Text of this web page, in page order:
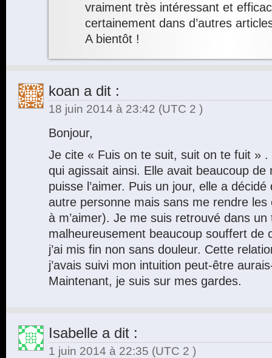
vraiment très intéressant et
certainement dans d’autres
A bientôt !
koan a dit :
18 juin 2014 à 23:42 (UTC 2 )
Bonjour,
Je cite « Fuis on te suit, suit on te fuit » .
qui agissait ainsi. Elle avait beaucoup de
puisse l’aimer. Puis un jour, elle a décidé
autre personne mais sans me rendre les
à m’aimer). Je me suis retrouvé dans un
malheureusement beaucoup souffert de
j’ai mis fin non sans douleur. Cette
j’avais suivi mon intuition peut-être
Maintenant, je suis sur mes gardes.
Isabelle a dit :
1 juin 2014 à 22:35 (UTC 2 )